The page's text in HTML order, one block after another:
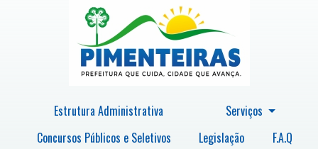
Estrutura Administrativa
Serviços
Concursos Públicos e Seletivos
Legislação F.A.Q